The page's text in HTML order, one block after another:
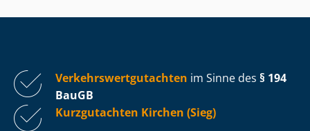
Ver­kehrs­wert­gut­ach­ten im Sinne des § 194
BauGB
Kurzgutachten Kirchen (Sieg)